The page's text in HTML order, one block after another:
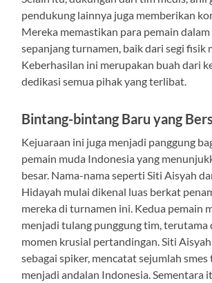
pendukung lainnya juga memberikan
Mereka memastikan para pemain
sepanjang turnamen, baik dari segi fisik
Keberhasilan ini merupakan buah dari
dedikasi semua pihak yang terlibat.
Bintang-bintang Baru yang
Kejuaraan ini juga menjadi panggung
pemain muda Indonesia yang
besar. Nama-nama seperti Siti Aisyah
Hidayah mulai dikenal luas berkat
mereka di turnamen ini. Kedua pemain
menjadi tulang punggung tim, terutama
momen krusial pertandingan. Siti
sebagai spiker, mencatat sejumlah smes
menjadi andalan Indonesia. Sementara